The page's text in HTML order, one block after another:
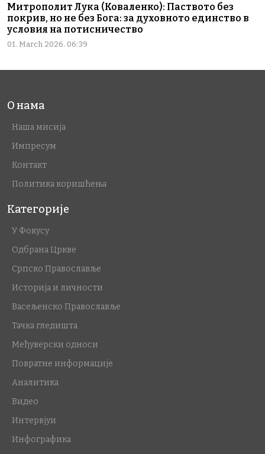
Митрополит Лука (Коваленко): Паството без
покрив, но не без Бога: за духовното единство в
условия на потисничество
01. March 2026. 06:39
О нама
Наша мисија
Импресум
Контакт
Политика коришћења
Категорије
У Фокусу
Одбрана Цркве
Српско Православље
Историја и личности
Васељенско Православље
Тачка гледишта
Међуверски односи
Повратне информације
Аналитика
Видео
Интервјуи
Инфографика